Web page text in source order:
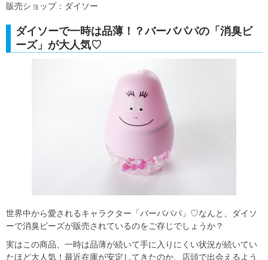
販売ショップ：ダイソー
ダイソーで一時は品薄！？バーバパパの「消臭ビ
ーズ」が大人気♡
世界中から愛されるキャラクター「バーバパパ」♡なんと、ダイソ
ーで消臭ビーズが販売されているのをご存じでしょうか？
実はこの商品、一時は品薄が続いて手に入りにくい状況が続いてい
たほど大人気！最近在庫が安定してきたのか、店頭で出会えるよう